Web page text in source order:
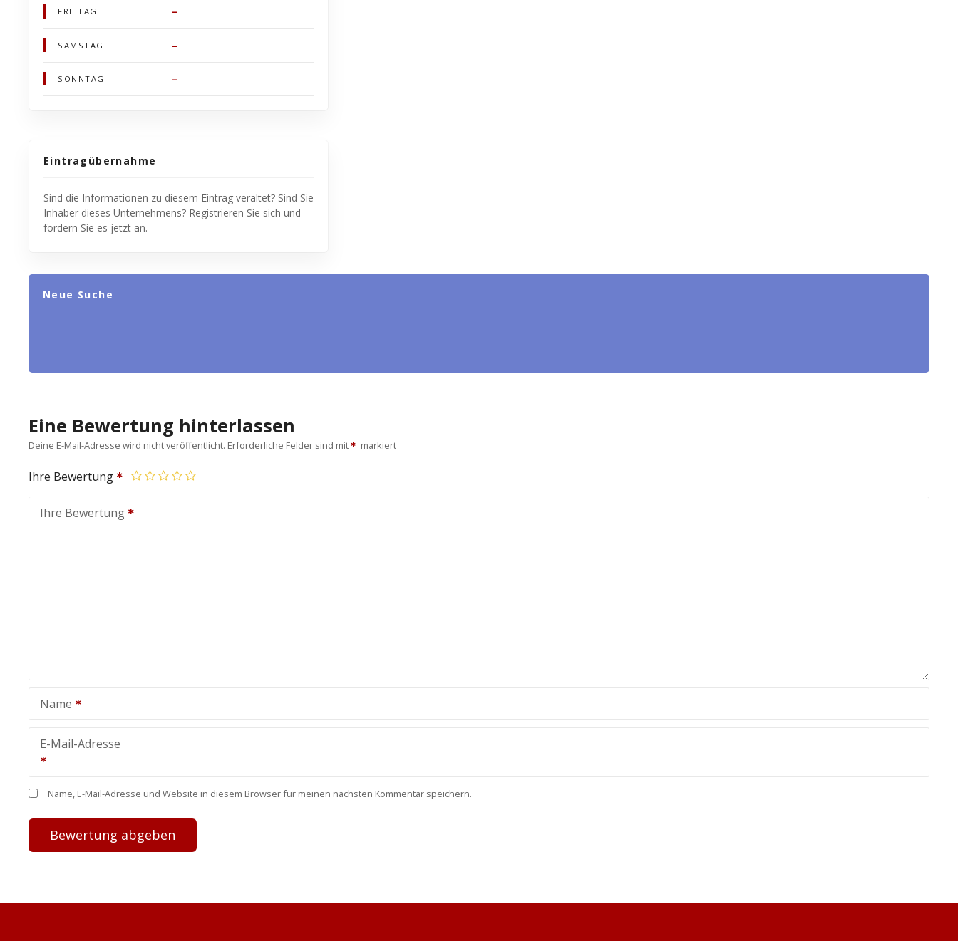
FREITAG –
SAMSTAG –
SONNTAG –
Eintragübernahme
Sind die Informationen zu diesem Eintrag veraltet? Sind Sie
Inhaber dieses Unternehmens? Registrieren Sie sich und
fordern Sie es jetzt an.
Neue Suche
Eine Bewertung hinterlassen
Deine E-Mail-Adresse wird nicht veröffentlicht. Erforderliche Felder sind mit markiert
Ihre Bewertung
Ihre Bewertung
Name
E-Mail-Adresse
Name, E-Mail-Adresse und Website in diesem Browser für meinen nächsten Kommentar speichern.